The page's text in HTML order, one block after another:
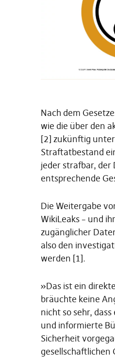
Nach dem
wie die über den
[2] zukünftig
Straftatbestand
jeder strafbar,
entsprechende
Die Weitergabe
WikiLeaks – und
zugänglicher
also den
werden [1].
»Das ist ein
bräuchte keine
nicht so sehr,
und informierte
Sicherheit
gesellschaftlichen